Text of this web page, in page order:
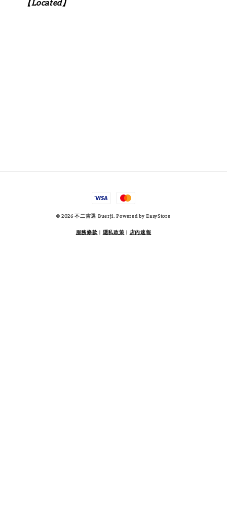
【Located】
© 2026 不二吉選 Buerji. Powered byEasyStore
服務條款 | 隱私政策 | 店內速報